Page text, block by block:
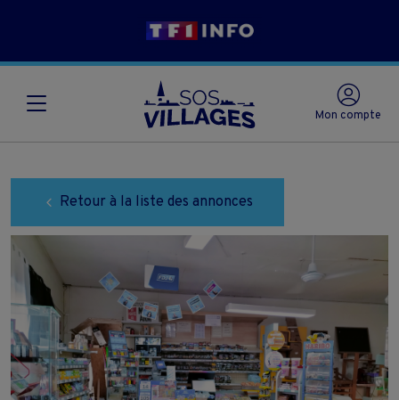
Mon compte
Retour à la liste des annonces